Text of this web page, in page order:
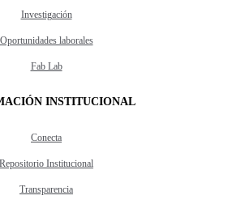
Investigación
Oportunidades laborales
Fab Lab
INSTITUCIONAL
Conecta
Repositorio Institucional
Transparencia